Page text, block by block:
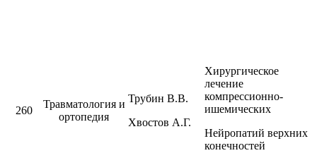
260
Травматология и
ортопедия
Трубин В.В.
Хвостов А.Г.
Хирургическое
лечение
компрессионно-
ишемических
Нейропатий верхних
конечностей